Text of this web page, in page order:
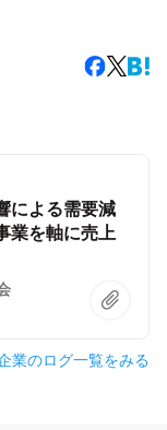
による需要減
業を軸に売上
業のログ一覧をみる